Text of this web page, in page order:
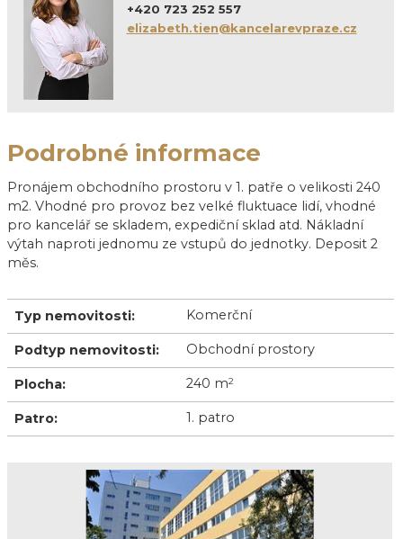
+420 723 252 557
elizabeth.tien@kancelarevpraze.cz
Podrobné informace
Pronájem obchodního prostoru v 1. patře o velikosti 240
m2. Vhodné pro provoz bez velké fluktuace lidí, vhodné
pro kancelář se skladem, expediční sklad atd. Nákladní
výtah naproti jednomu ze vstupů do jednotky. Deposit 2
měs.
Typ nemovitosti: Komerční
Podtyp nemovitosti: Obchodní prostory
Plocha: 240 m2
Patro: 1. patro